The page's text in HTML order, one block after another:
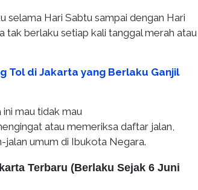
selama Hari Sabtu sampai dengan Hari
tak berlaku setiap kali tanggal merah atau
Tol di Jakarta yang Berlaku Ganjil
ini mau tidak mau
atau memeriksa daftar jalan,
jalan umum di Ibukota Negara.
Terbaru (Berlaku Sejak 6 Juni